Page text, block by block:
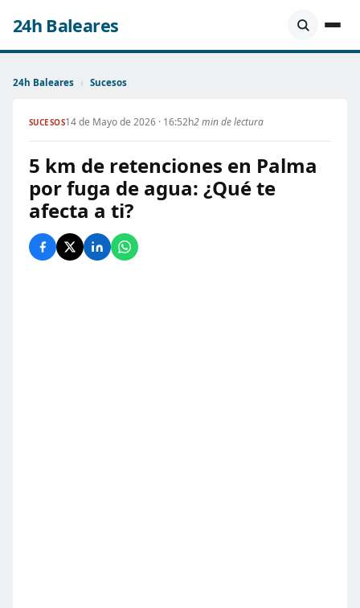
24h Baleares
24h Baleares › Sucesos
SUCESOS14 de Mayo de 2026 · 16:52h2 min de lectura
5 km de retenciones en Palma
por fuga de agua: ¿Qué te
afecta a ti?